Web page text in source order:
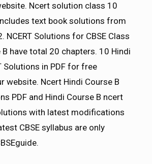
Ncert solution class 10
text book solutions from
NCERT Solutions for CBSE Class
have total 20 chapters. 10 Hindi
Solutions in PDF for free
website. Ncert Hindi Course B
PDF and Hindi Course B ncert
with latest modifications
CBSE syllabus are only